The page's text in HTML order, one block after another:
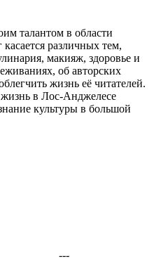
талантом в области
различных тем,
макияж, здоровье и
об авторских
жизнь её читателей.
жизнь в Лос-Анджелесе
культуры в большой
---